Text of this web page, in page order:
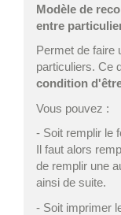
Modèle de
entre
Permet de faire
particuliers. Ce
condition
Vous pouvez :
- Soit remplir le
Il faut alors
de remplir une
ainsi de suite.
- Soit imprimer